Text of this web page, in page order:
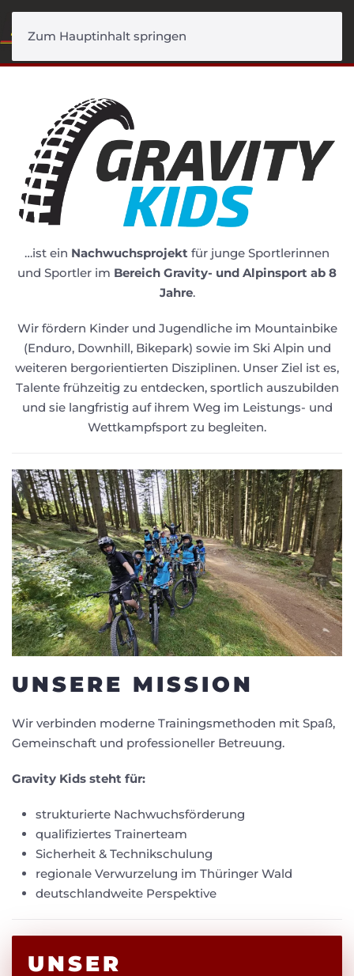
Zum Hauptinhalt springen
…ist ein Nachwuchsprojekt für junge Sportlerinnen
und Sportler im Bereich Gravity- und Alpinsport ab 8
Jahre.
Wir fördern Kinder und Jugendliche im Mountainbike
(Enduro, Downhill, Bikepark) sowie im Ski Alpin und
weiteren bergorientierten Disziplinen. Unser Ziel ist es,
Talente frühzeitig zu entdecken, sportlich auszubilden
und sie langfristig auf ihrem Weg im Leistungs- und
Wettkampfsport zu begleiten.
UNSERE MISSION
Wir verbinden moderne Trainingsmethoden mit Spaß,
Gemeinschaft und professioneller Betreuung.
Gravity Kids steht für:
strukturierte Nachwuchsförderung
qualifiziertes Trainerteam
Sicherheit & Technikschulung
regionale Verwurzelung im Thüringer Wald
deutschlandweite Perspektive
UNSER